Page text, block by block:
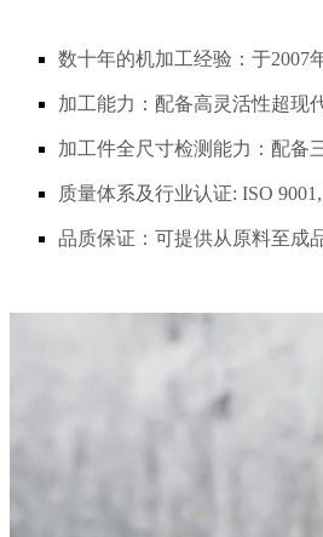
数十年的机加工经验：于2007
加工能力：配备高灵活性超现
加工件全尺寸检测能力：配备
质量体系及行业认证: ISO
品质保证：可提供从原料至成